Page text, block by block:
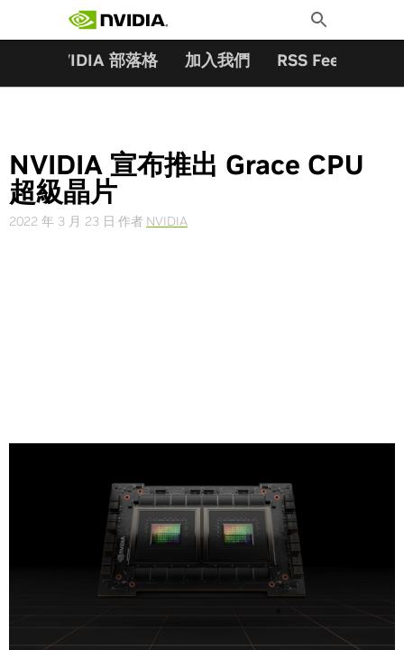
Toggle
Search
NVIDIA 部落格 加入我們 RSS Feeds
NVIDIA 宣布推出 Grace CPU
超級晶片
2022 年 3 月 23 日 作者 NVIDIA
NVIDIA (輝達) 今天宣布推出首款採用 Arm ®
Neoverse™ 架
構，並專為人工智慧 (AI) 基礎架構與高效能運算所設計的獨